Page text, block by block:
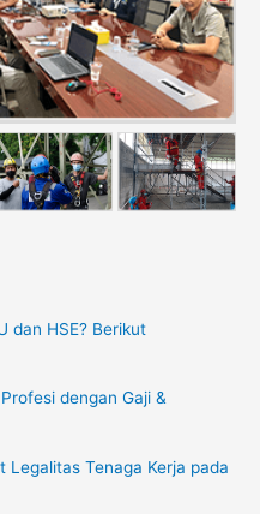
dan HSE? Berikut
dengan Gaji &
Legalitas Tenaga Kerja pada